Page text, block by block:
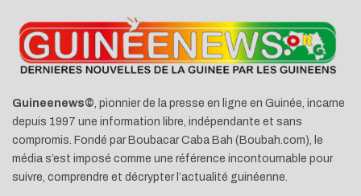
Guineenews© , pionnier de la presse en ligne en Guinée, incarne
depuis 1997 une information libre, indépendante et sans
compromis. Fondé par Boubacar Caba Bah (Boubah.com), le
média s’est imposé comme une référence incontournable pour
suivre, comprendre et décrypter l’actualité guinéenne.